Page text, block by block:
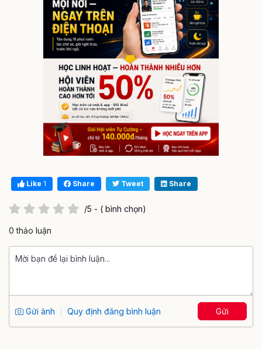
Like 1 Share Tweet Share
/5 - ( bình chọn)
0 thảo luận
Gửi ảnh Quy định đăng bình luận Gửi